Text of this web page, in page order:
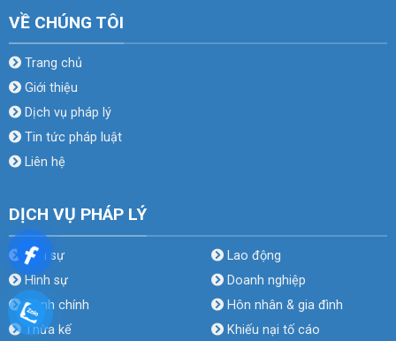
VỀ CHÚNG TÔI
Trang chủ
Giới thiệu
Dịch vụ pháp lý
Tin tức pháp luật
Liên hệ
DỊCH VỤ PHÁP LÝ
Dân sự
Hình sự
Hành chính
Thừa kế
Lao động
Doanh nghiệp
Hôn nhân & gia đình
Khiếu nại tố cáo